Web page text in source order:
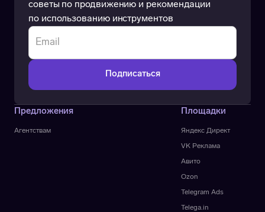
советы по продвижению и рекомендации
по использованию инструментов
Предложения
Агентствам Яндекс Директ
VK Реклама
Площадки
Авито
Ozon
Telegram Ads
Telega.in